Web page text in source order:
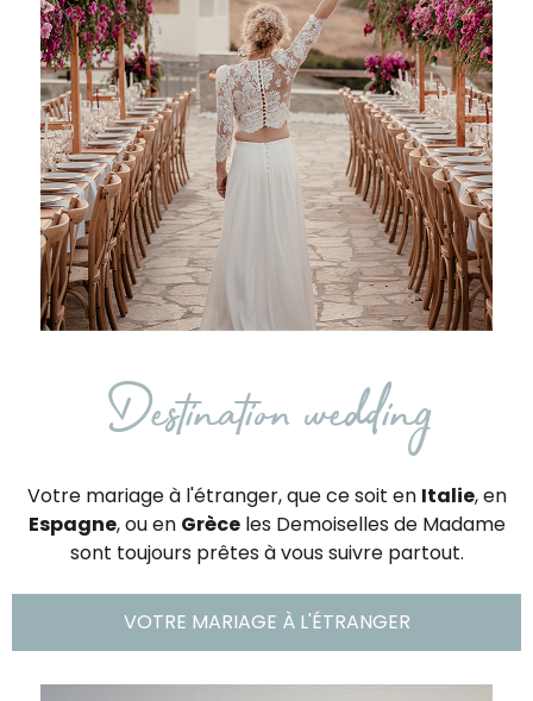
Destination wedding
Votre mariage à l'étranger, que ce soit en Italie, en
Espagne, ou en Grèceles Demoiselles de Madame
sont toujours prêtes à vous suivre partout.
VOTRE MARIAGE À L'ÉTRANGER